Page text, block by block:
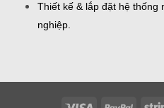
Thiết kế & lắp đặt hệ thống
nghiệp.